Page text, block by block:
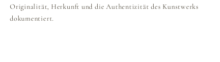
Originalität, Herkunft und die Authentizität des Kunstwerks
dokumentiert.